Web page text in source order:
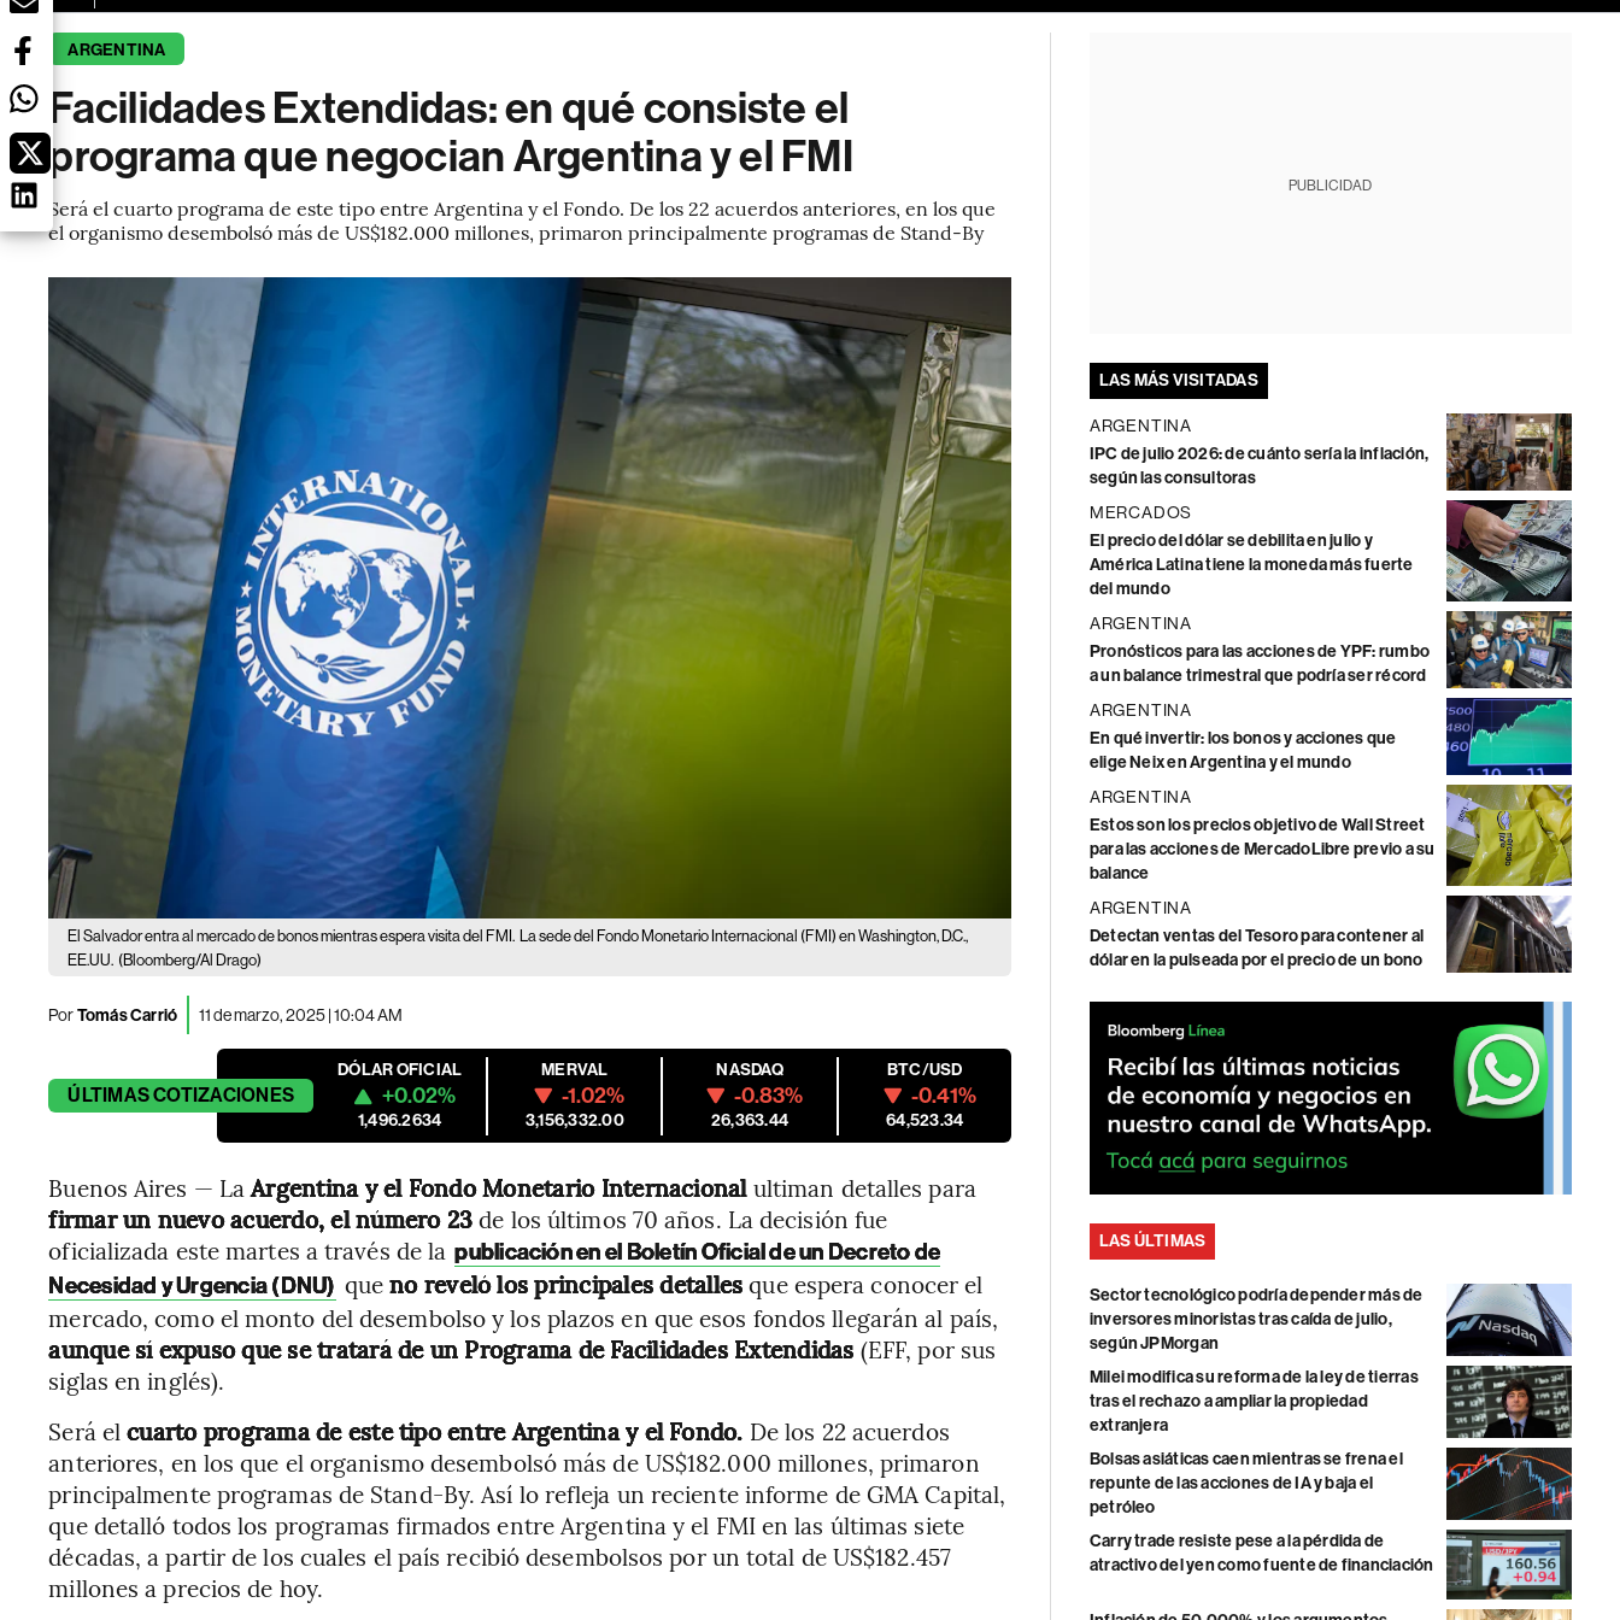
ARGENTINA
Facilidades Extendidas: en qué consiste el
programa que negocian Argentina y el FMI
Será el cuarto programa de este tipo entre Argentina y el Fondo. De los 22 acuerdos anteriores, en los que
el organismo desembolsó más de US$182.000 millones, primaron principalmente programas de Stand-By
El Salvador entra al mercado de bonos mientras espera visita del FMI. La sede del Fondo Monetario Internacional (FMI) en Washington, D.C.,
EE.UU. (Bloomberg/Al Drago)
PorTomás Carrió 11 de marzo, 2025 | 10:04 AM
ÚLTIMASCOTIZACIONES
DÓLAR OFICIAL
+0.02%
1,496.2634
MERVAL
-1.02%
3,156,332.00
NASDAQ
-0.83%
26,363.44
BTC/USD
-0.41%
64,523.34
Buenos Aires — LaArgentina y el Fondo Monetario Internacionalultiman detalles para
firmar un nuevo acuerdo, el número 23de los últimos 70 años. La decisión fue
oficializada este martes a través de la publicación en el Boletín Oficial de un Decreto de
Necesidad y Urgencia (DNU) queno reveló los principales detallesque espera conocer el
mercado, como el monto del desembolso y los plazos en que esos fondos llegarán al país,
aunque sí expuso que se tratará de un Programa de Facilidades Extendidas (EFF, por sus
siglas en inglés).
Será el cuarto programa de este tipo entre Argentina y el Fondo. De los 22 acuerdos
anteriores, en los que el organismo desembolsó más de US$182.000 millones, primaron
principalmente programas de Stand-By. Así lo refleja un reciente informe de GMA Capital,
que detalló todos los programas firmados entre Argentina y el FMI en las últimas siete
décadas, a partir de los cuales el país recibió desembolsos por un total de US$182.457
millones a precios de hoy.
PUBLICIDAD
LAS MÁS VISITADAS
ARGENTINA
IPC de julio 2026: de cuánto sería la inflación,
según las consultoras
MERCADOS
El precio del dólar se debilita en julio y
América Latina tiene la moneda más fuerte
del mundo
ARGENTINA
Pronósticos para las acciones de YPF: rumbo
a un balance trimestral que podría ser récord
ARGENTINA
En qué invertir: los bonos y acciones que
elige Neix en Argentina y el mundo
ARGENTINA
Estos son los precios objetivo de Wall Street
para las acciones de MercadoLibre previo a su
balance
ARGENTINA
Detectan ventas del Tesoro para contener al
dólar en la pulseada por el precio de un bono
LAS ÚLTIMAS
Sector tecnológico podría depender más de
inversores minoristas tras caída de julio,
según JPMorgan
Milei modifica su reforma de la ley de tierras
tras el rechazo a ampliar la propiedad
extranjera
Bolsas asiáticas caen mientras se frena el
repunte de las acciones de IA y baja el
petróleo
Carry trade resiste pese a la pérdida de
atractivo del yen como fuente de financiación